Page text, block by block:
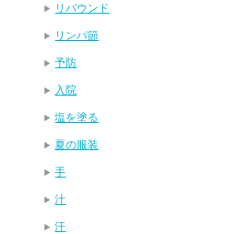
リバウンド
リンパ節
予防
入院
塩を塗る
夏の服装
手
汁
汗